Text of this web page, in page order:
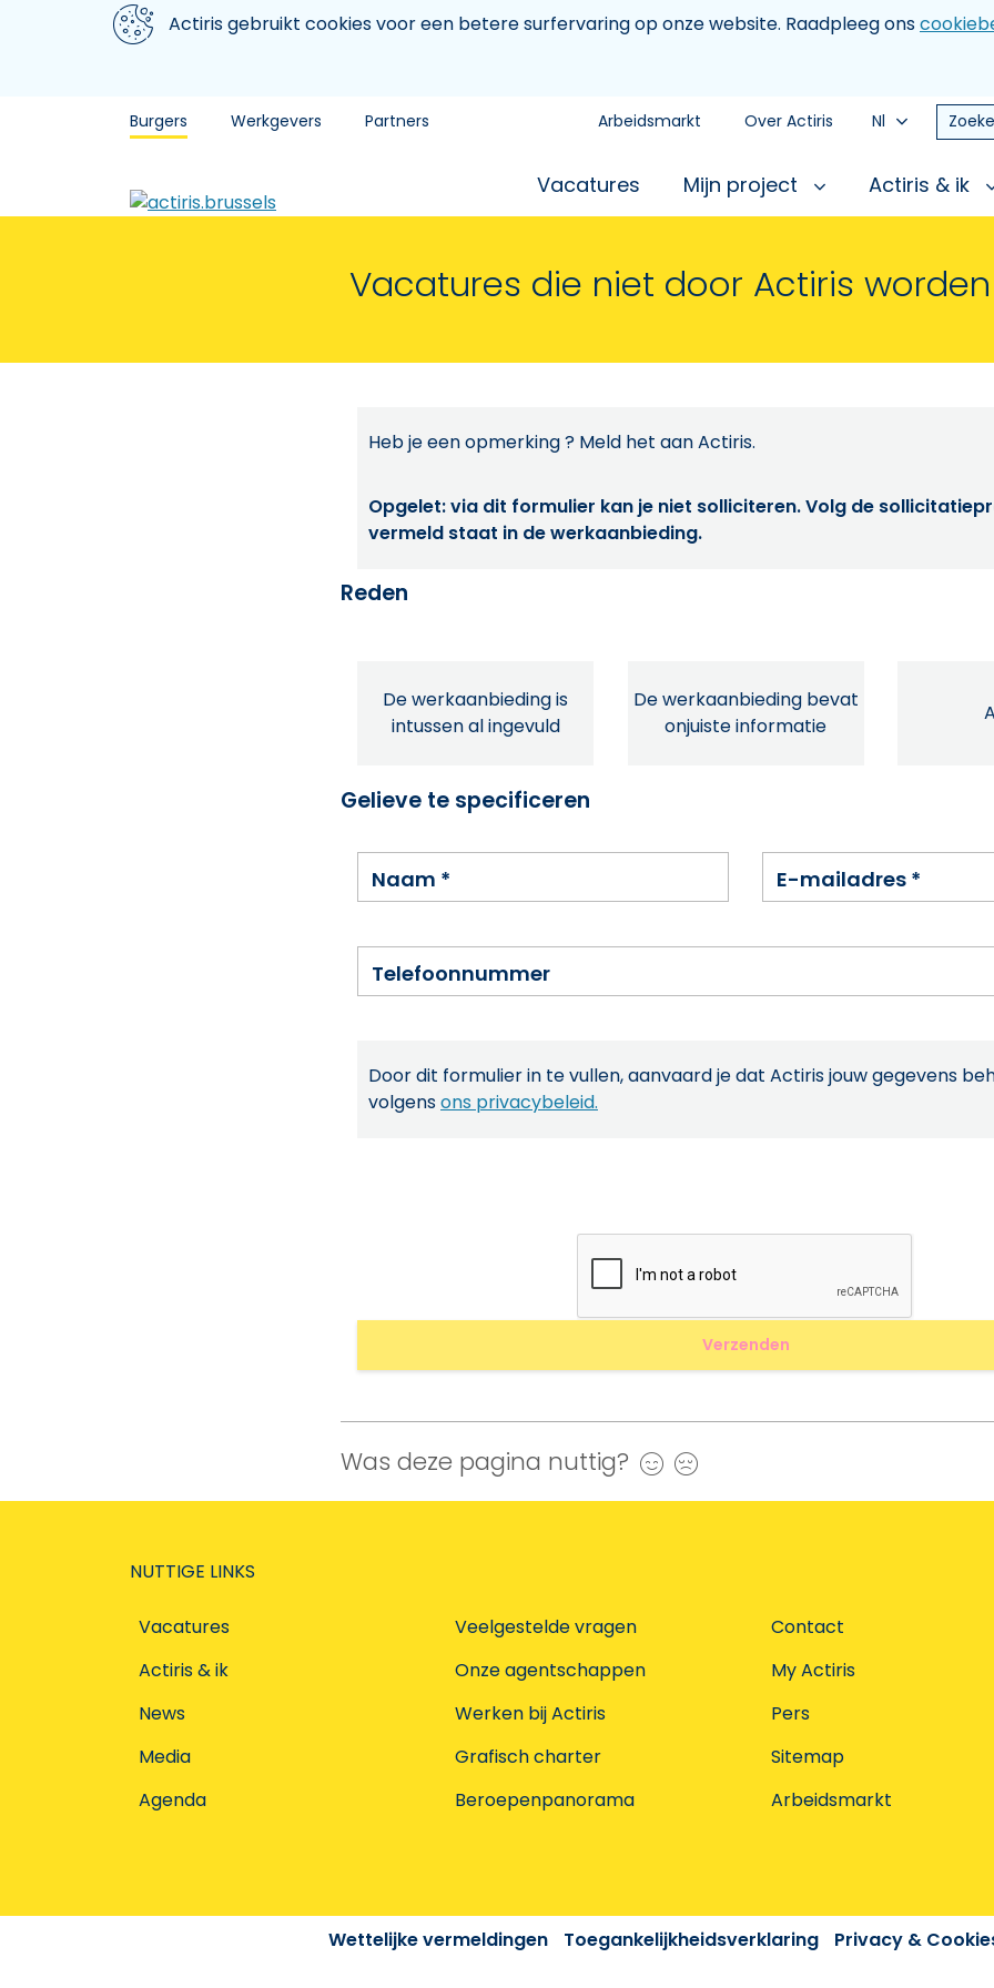
Aller au contenu principal
We gebruiken cookiesActiris gebruikt cookies voor een betere surfervaring op onze website. Raadpleeg ons
Burgers Werkgevers Partners Arbeidsmarkt Over Actiris Nl
Vacatures Mijn project Actiris & ik
Vacatures die niet door Actiris
Heb je een opmerking ? Meld het aan Actiris.
Opgelet: via dit formulier kan je niet solliciteren. Volg de
vermeld staat in de werkaanbieding.
Reden
De werkaanbieding is
intussen al ingevuld
De werkaanbieding bevat
onjuiste informatie
Gelieve te specificeren
Naam * E-mailadres *
Telefoonnummer
Door dit formulier in te vullen, aanvaard je dat Actiris jouw gegevens
volgensons privacybeleid.
Was deze pagina nuttig? Ja
NUTTIGE LINKS
Vacatures
Actiris & ik
News
Media
Agenda
Veelgestelde vragen
Onze agentschappen
Werken bij Actiris
Grafisch charter
Beroepenpanorama
Contact
My Actiris
Pers
Sitemap
Arbeidsmarkt
Wettelijke vermeldingen Toegankelijkheidsverklaring Privacy &